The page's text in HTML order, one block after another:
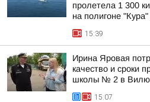
пролетела 1 300
на полигоне
15:39
Ирина Яровая
качество и сроки
школы № 2 в
15:07